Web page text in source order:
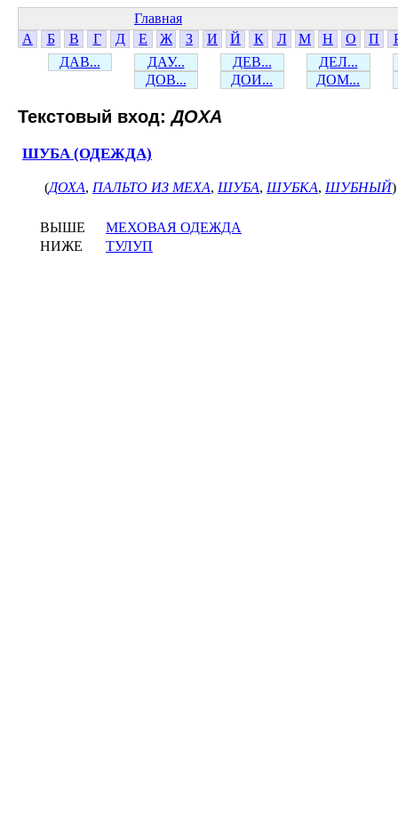
Главная
А
Б В Г Д Е Ж З И Й К Л М Н О П
ДАВ...
ДАУ... ДЕВ...
ДЕЛ...
ДОВ...
ДОИ... ДОМ...
Текстовый вход:ДОХА
ШУБА (ОДЕЖДА)
(ДОХА, ПАЛЬТО ИЗ МЕХА, ШУБА, ШУБКА, ШУБНЫЙ)
ВЫШЕ
МЕХОВАЯ ОДЕЖДА
НИЖЕ
ТУЛУП